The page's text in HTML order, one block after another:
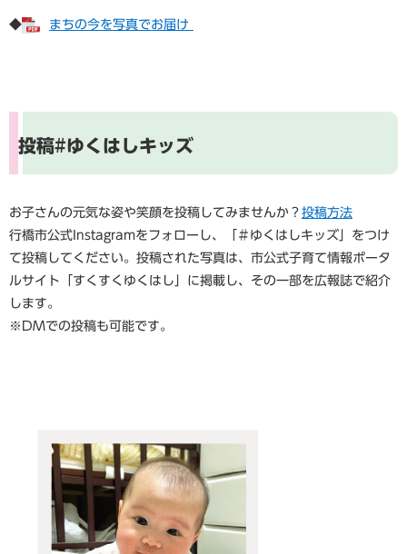
◆ まちの今を写真でお届け
投稿#ゆくはしキッズ
お子さんの元気な姿や笑顔を投稿してみませんか？ 投稿方法
行橋市公式Instagramをフォローし、「＃ゆくはしキッズ」をつけ
て投稿してください。投稿された写真は、市公式子育て情報ポータ
ルサイト「すくすくゆくはし」に掲載し、その一部を広報誌で紹介
します。
※DMでの投稿も可能です。